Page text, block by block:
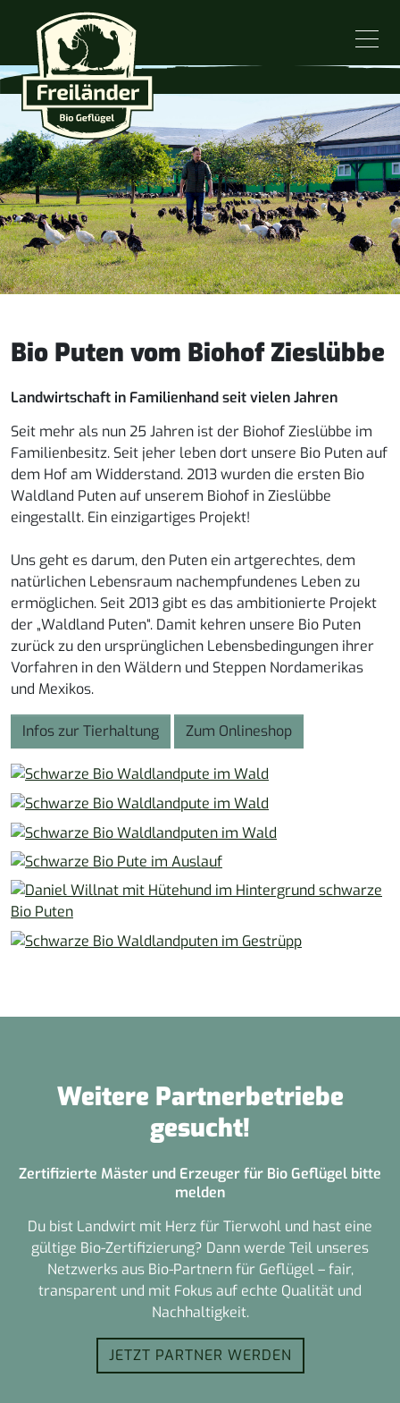
Direkt zum Inhalt springen
Bio Puten vom Biohof Zieslübbe
Landwirtschaft in Familienhand seit vielen Jahren
Seit mehr als nun 25 Jahren ist der Biohof Zieslübbe im
Familienbesitz. Seit jeher leben dort unsere Bio Puten auf
dem Hof am Widderstand. 2013 wurden die ersten Bio
Waldland Puten auf unserem Biohof in Zieslübbe
eingestallt. Ein einzigartiges Projekt!
Uns geht es darum, den Puten ein artgerechtes, dem
natürlichen Lebensraum nachempfundenes Leben zu
ermöglichen. Seit 2013 gibt es das ambitionierte Projekt
der „Waldland Puten“. Damit kehren unsere Bio Puten
zurück zu den ursprünglichen Lebensbedingungen ihrer
Vorfahren in den Wäldern und Steppen Nordamerikas
und Mexikos.
Infos zur Tierhaltung Zum Onlineshop
Weitere Partnerbetriebe
gesucht!
Zertifizierte Mäster und Erzeuger für Bio Geflügel bitte
melden
Du bist Landwirt mit Herz für Tierwohl und hast eine
gültige Bio-Zertifizierung? Dann werde Teil unseres
Netzwerks aus Bio-Partnern für Geflügel – fair,
transparent und mit Fokus auf echte Qualität und
Nachhaltigkeit.
JETZT PARTNER WERDEN